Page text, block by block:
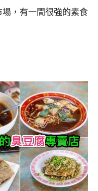
，有一間很強的素食